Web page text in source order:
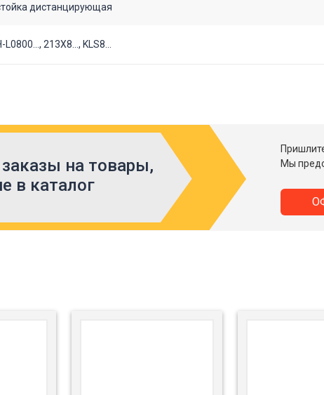
дистанцирующая
L0800..., 213X8..., KLS8...
на товары,
в каталог
Мы